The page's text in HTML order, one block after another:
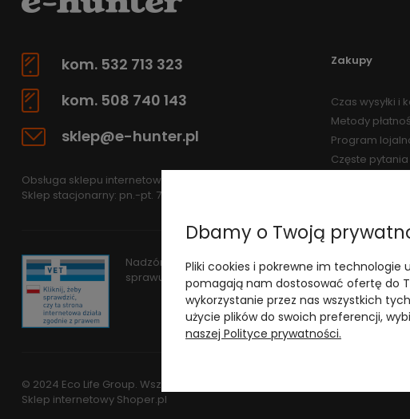
kom. 532 713 323
kom. 508 740 143
sklep@e-hunter.pl
Obsługa sklepu internetowego: pn.-pt 7.30-15.30
Sklep stacjonarny: pn.-pt. 7.30-15.30
Zakupy
Czas wysyłki i
Metody
Program
Częste pytania
Nadzór nad obrotem produktami leczniczymi
sprawuje
Wojewódzki Inspektorat Weterynarii w
© 2024 Eco Life Group. Wszystkie prawa zastrzeżone.
Sklep internetowy Shoper.pl
Dbamy o Twoją
Pliki cookies i pokrewne im technologie
pomagają nam dostosować ofertę do
wykorzystanie przez nas wszystkich
użycie plików do swoich preferencji,
naszej Polityce prywatności.